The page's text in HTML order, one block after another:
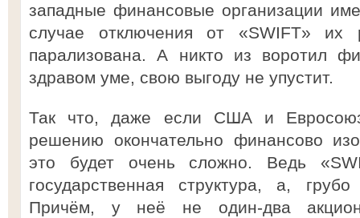
западные финансовые организации
случае отключения от «SWIFT» их
парализована. А никто из воротил
здравом уме, свою выгоду не упустит.
Так что, даже если США и
решению окончательно финансово
это будет очень сложно. Ведь
государственная структура, а,
Причём, у неё не один-два